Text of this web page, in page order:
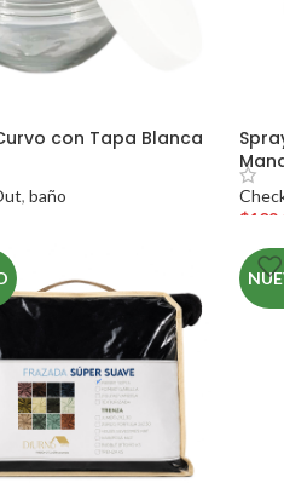
con Tapa Blanca
,baño
$